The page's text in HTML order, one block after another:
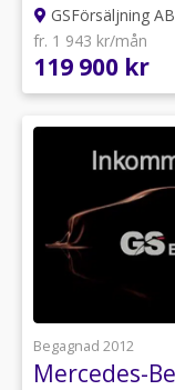
GSFörsäljning AB
fr. 1 943 kr/mån
119 900 kr
Begagnad 2012